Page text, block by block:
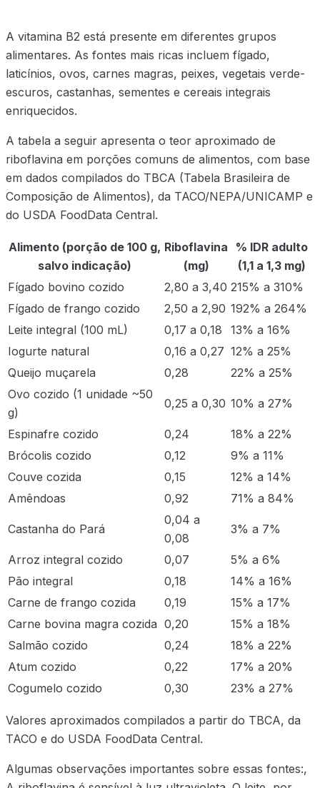
A vitamina B2 está presente em diferentes grupos
alimentares. As fontes mais ricas incluem fígado,
laticínios, ovos, carnes magras, peixes, vegetais verde-
escuros, castanhas, sementes e cereais integrais
enriquecidos.
A tabela a seguir apresenta o teor aproximado de
riboflavina em porções comuns de alimentos, com base
em dados compilados do TBCA (Tabela Brasileira de
Composição de Alimentos), da TACO/NEPA/UNICAMP e
do USDA FoodData Central.
Alimento (porção de 100 g,
salvo indicação)
Riboflavina
(mg)
% IDR adulto
(1,1 a 1,3 mg)
Fígado bovino cozido
2,80 a 3,40 215% a 310%
Fígado de frango cozido
2,50 a 2,90 192% a 264%
Leite integral (100 mL)
0,17 a 0,18
13% a 16%
Iogurte natural
0,16 a 0,27 12% a 25%
Queijo muçarela
0,28
22% a 25%
Ovo cozido (1 unidade ~50
g)
0,25 a 0,30 10% a 27%
Espinafre cozido 0,24
18% a 22%
Brócolis cozido
0,12
9% a 11%
Couve cozida
0,15
12% a 14%
Amêndoas
0,92 71% a 84%
Castanha do Pará
0,04 a
0,08
3% a 7%
Arroz integral cozido 0,07
5% a 6%
Pão integral
0,18
14% a 16%
Carne de frango cozida
0,19
15% a 17%
Carne bovina magra cozida 0,20
15% a 18%
Salmão cozido
0,24
18% a 22%
Atum cozido
0,22
17% a 20%
Cogumelo cozido
0,30 23% a 27%
Valores aproximados compilados a partir do TBCA, da
TACO e do USDA FoodData Central.
Algumas observações importantes sobre essas fontes:,